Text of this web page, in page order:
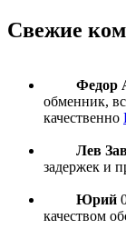
Свежие
Федор
обменник,
качественно
Лев
задержек и
Юрий
качеством